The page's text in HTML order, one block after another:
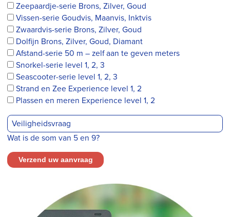
Zeepaardje-serie Brons, Zilver, Goud
Vissen-serie Goudvis, Maanvis, Inktvis
Zwaardvis-serie Brons, Zilver, Goud
Dolfijn Brons, Zilver, Goud, Diamant
Afstand-serie 50 m – zelf aan te geven meters
Snorkel-serie level 1, 2, 3
Seascooter-serie level 1, 2, 3
Strand en Zee Experience level 1, 2
Plassen en meren Experience level 1, 2
Wat is de som van 5 en 9?
Verzend uw aanvraag